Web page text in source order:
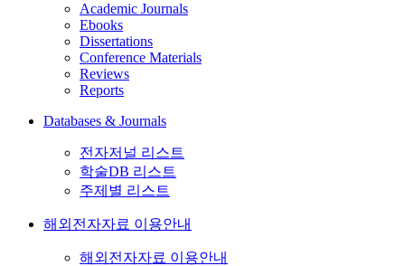
Academic Journals
Ebooks
Dissertations
Conference Materials
Reviews
Reports
Databases & Journals
전자저널 리스트
학술DB 리스트
주제별 리스트
해외전자자료 이용안내
해외전자자료 이용안내